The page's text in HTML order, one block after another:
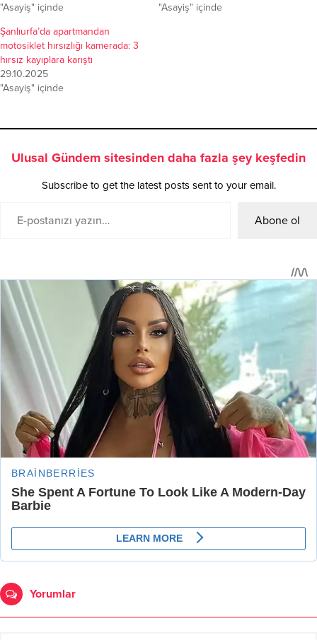
"Asayiş" içinde
"Asayiş" içinde
Şanlıurfa’da apartmandan
motosiklet hırsızlığı kamerada: 3
hırsız kayıplara karıştı
29.10.2025
"Asayiş" içinde
Ulusal Gündem sitesinden daha fazla şey keşfedin
Subscribe to get the latest posts sent to your email.
Abone ol
Yorumlar